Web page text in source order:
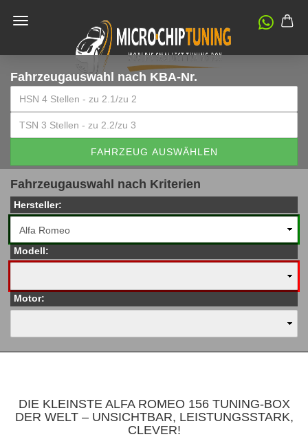
Fahrzeugauswahl nach KBA-Nr.
FAHRZEUG AUSWÄHLEN
Fahrzeugauswahl nach Kriterien
Hersteller:
Modell:
Motor:
DIE KLEINSTE ALFA ROMEO 156 TUNING-BOX
DER WELT – UNSICHTBAR, LEISTUNGSSTARK,
CLEVER!